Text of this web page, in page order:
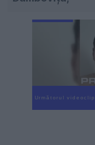
Următorul